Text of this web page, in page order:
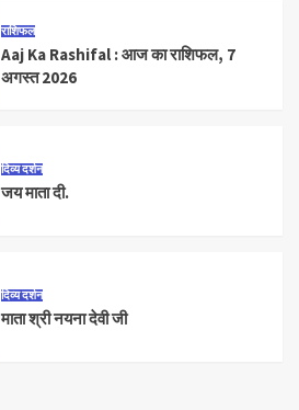
राशिफल
Aaj Ka Rashifal : आज का राशिफल, 7
अगस्त 2026
दिव्य दर्शन
जय माता दी.
दिव्य दर्शन
माता श्री नयना देवी जी